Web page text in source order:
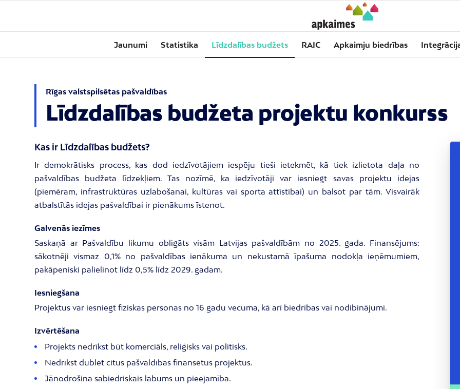
Jaunumi Statistika Līdzdalības budžets RAIC Apkaimju biedrības
Rīgas valstspilsētas pašvaldības
Līdzdalības budžeta projektu konkurss
Kas ir Līdzdalības budžets?
Ir demokrātisks process, kas dod iedzīvotājiem iespēju tieši ietekmēt, kā tiek izlietota daļa no
pašvaldības budžeta līdzekļiem. Tas nozīmē, ka iedzīvotāji var iesniegt savas projektu idejas
(piemēram, infrastruktūras uzlabošanai, kultūras vai sporta attīstībai) un balsot par tām. Visvairāk
atbalstītās idejas pašvaldībai ir pienākums īstenot.
Galvenās iezīmes
Saskaņā ar Pašvaldību likumu obligāts visām Latvijas pašvaldībām no 2025. gada. Finansējums:
sākotnēji vismaz 0,1% no pašvaldības ienākuma un nekustamā īpašuma nodokļa ieņēmumiem,
pakāpeniski palielinot līdz 0,5% līdz 2029. gadam.
Iesniegšana
Projektus var iesniegt fiziskas personas no 16 gadu vecuma, kā arī biedrības vai nodibinājumi.
Izvērtēšana
Projekts nedrīkst būt komerciāls, reliģisks vai politisks.
Nedrīkst dublēt citus pašvaldības finansētus projektus.
Jānodrošina sabiedriskais labums un pieejamība.